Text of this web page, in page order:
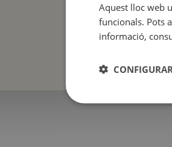
Aquest lloc web
funcionals. Pots
informació,